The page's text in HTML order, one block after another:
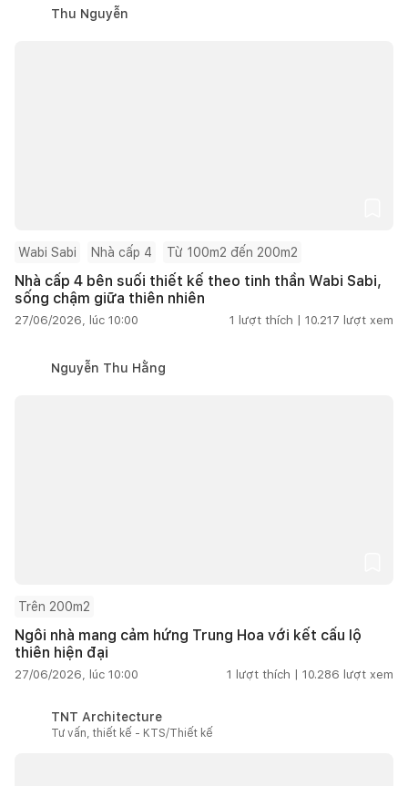
Thu Nguyễn
Wabi Sabi Nhà cấp 4 Từ 100m2 đến 200m2
Nhà cấp 4 bên suối thiết kế theo tinh thần Wabi Sabi,
sống chậm giữa thiên nhiên
27/06/2026, lúc 10:00 1 lượt thích | 10.217 lượt xem
Nguyễn Thu Hằng
Trên 200m2
Ngôi nhà mang cảm hứng Trung Hoa với kết cấu lộ
thiên hiện đại
27/06/2026, lúc 10:00 1 lượt thích | 10.286 lượt xem
TNT Architecture
Tư vấn, thiết kế - KTS/Thiết kế